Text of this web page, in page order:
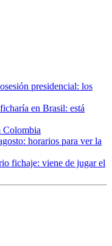
presidencial: los
en Brasil: está
Colombia
horarios para ver la
fichaje: viene de jugar el